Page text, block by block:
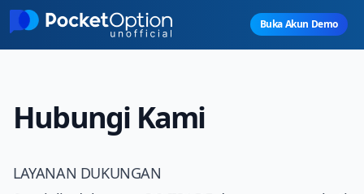
Skip to main content
Buka Akun Demo
Hubungi Kami
LAYANAN DUKUNGAN